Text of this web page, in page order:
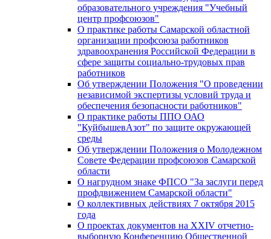
образовательного учреждения "Учебный
центр профсоюзов"
О практике работы Самарской областной
организации профсоюза работников
здравоохранения Российской Федерации в
сфере защиты социально-трудовых прав
работников
Об утверждении Положения "О проведении
независимой экспертизы условий труда и
обеспечения безопасности работников"
О практике работы ППО ОАО
"КуйбышевАзот" по защите окружающей
среды
Об утверждении Положения о Молодежном
Совете Федерации профсоюзов Самарской
области
О нагрудном знаке ФПСО "За заслуги перед
профдвижением Самарской области"
О коллективных действиях 7 октября 2015
года
О проектах документов на XXIV отчетно-
выборную Конференцию Общественной